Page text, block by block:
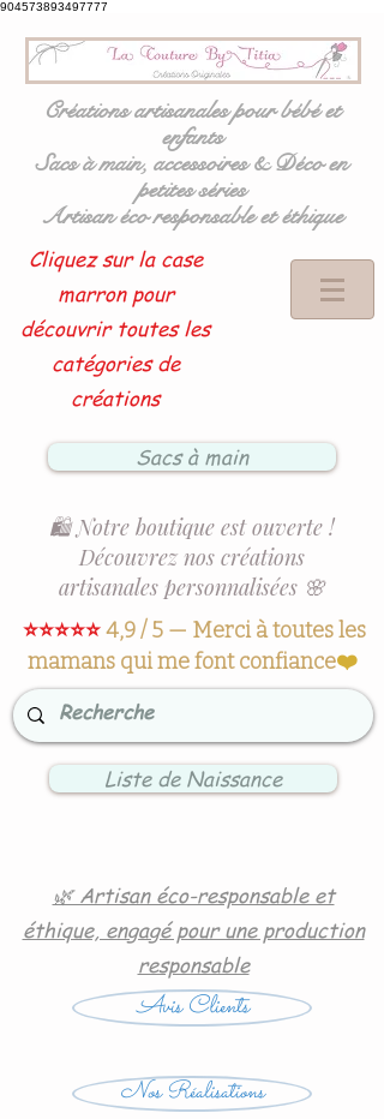
904573893497777
Créations artisanales pour bébé et
enfants
Sacs à main, accessoires & Déco en
petites séries
Artisan éco responsable et éthique
Cliquez sur la case
marron pour
découvrir toutes les
catégories de
créations
Sacs à main
🛍️ Notre boutique est ouverte !
Découvrez nos créations
artisanales personnalisées 🌸
⭐⭐⭐⭐⭐4,9 / 5 — Merci à toutes les
mamans qui me font confiance❤️
Liste de Naissance
🌿 Artisan éco-responsable et
éthique, engagé pour une production
responsable
Avis Clients
Nos Réalisations